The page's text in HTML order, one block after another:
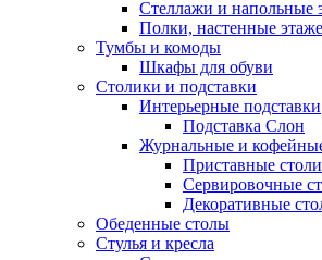
Стеллажи и напольные
Полки, настенные
Тумбы и комоды
Шкафы для обуви
Столики и подставки
Интерьерные подставки
Подставка Слон
Журнальные и
Приставные
Сервировочные
Декоративные
Обеденные столы
Стулья и кресла